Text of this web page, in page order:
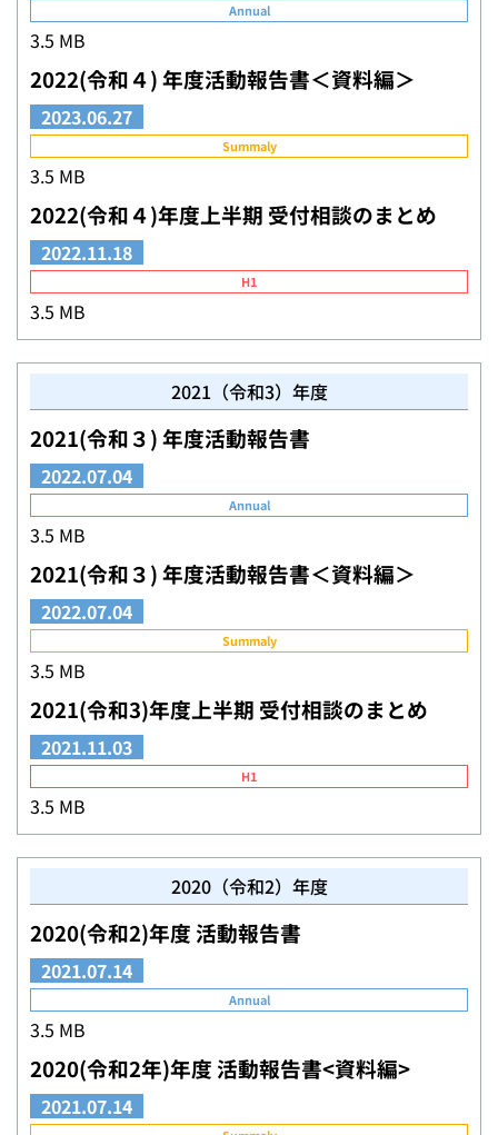
Annual
3.5 MB
2022(令和４) 年度活動報告書＜資料編＞
2023.06.27
Summaly
3.5 MB
2022(令和４)年度上半期 受付相談のまとめ
2022.11.18
H1
3.5 MB
2021（令和3）年度
2021(令和３) 年度活動報告書
2022.07.04
Annual
3.5 MB
2021(令和３) 年度活動報告書＜資料編＞
2022.07.04
Summaly
3.5 MB
2021(令和3)年度上半期 受付相談のまとめ
2021.11.03
H1
3.5 MB
2020（令和2）年度
2020(令和2)年度 活動報告書
2021.07.14
Annual
3.5 MB
2020(令和2年)年度 活動報告書<資料編>
2021.07.14